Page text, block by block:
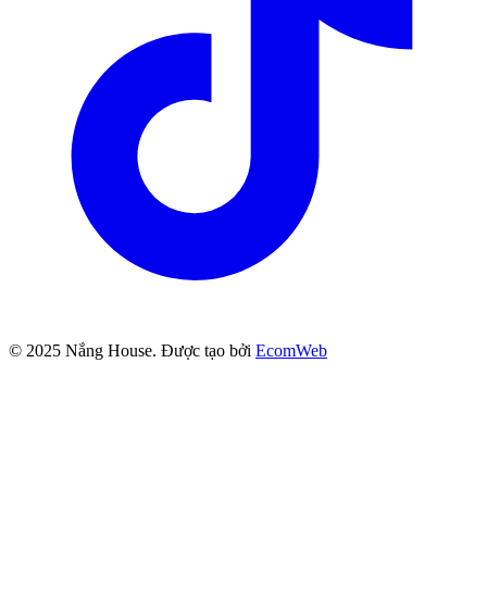
© 2025 Nắng House. Được tạo bởi EcomWeb